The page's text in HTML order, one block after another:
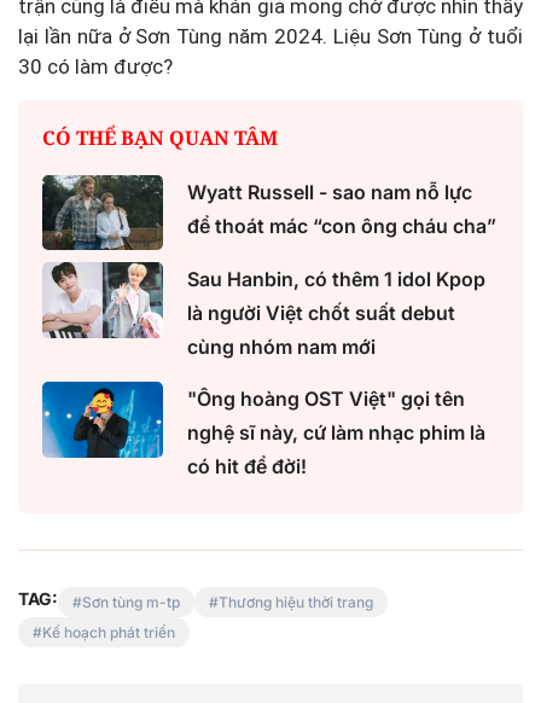
trận cũng là điều mà khán giả mong chờ được nhìn thấy
lại lần nữa ở Sơn Tùng năm 2024. Liệu Sơn Tùng ở tuổi
30 có làm được?
CÓ THỂ BẠN QUAN TÂM
Wyatt Russell - sao nam nỗ lực
để thoát mác “con ông cháu cha”
Sau Hanbin, có thêm 1 idol Kpop
là người Việt chốt suất debut
cùng nhóm nam mới
"Ông hoàng OST Việt" gọi tên
nghệ sĩ này, cứ làm nhạc phim là
có hit để đời!
TAG: Sơn tùng m-tp
Thương hiệu thời trang
Kế hoạch phát triển